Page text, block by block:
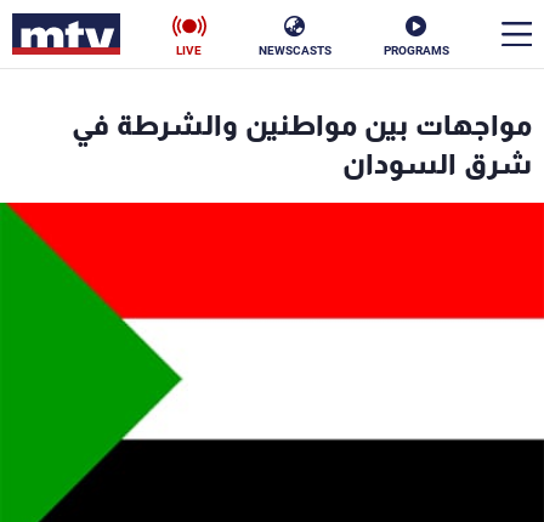
PROGRAMS
NEWSCASTS
LIVE
مواجهات بين مواطنين والشرطة في
شرق السودان
الأخبار